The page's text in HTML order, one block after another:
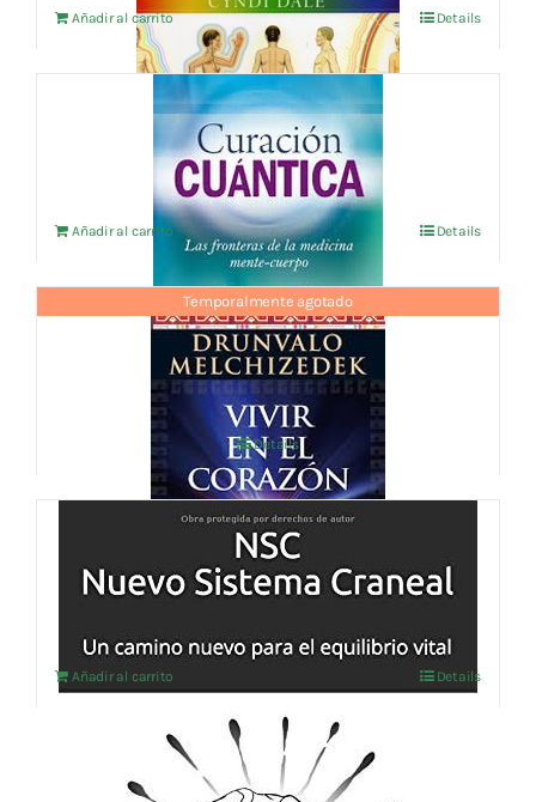
Añadir al carrito Details
CURACION CUANTICA
IVA no incluído
Añadir al carrito Details
Temporalmente agotado
VIVIR EN EL CORAZON
IVA no incluído
Details
NSC Nuevo Sistema Craneal: Un camino
nuevo para el equilibrio vital
47,00€ IVA no incluído
Añadir al carrito Details